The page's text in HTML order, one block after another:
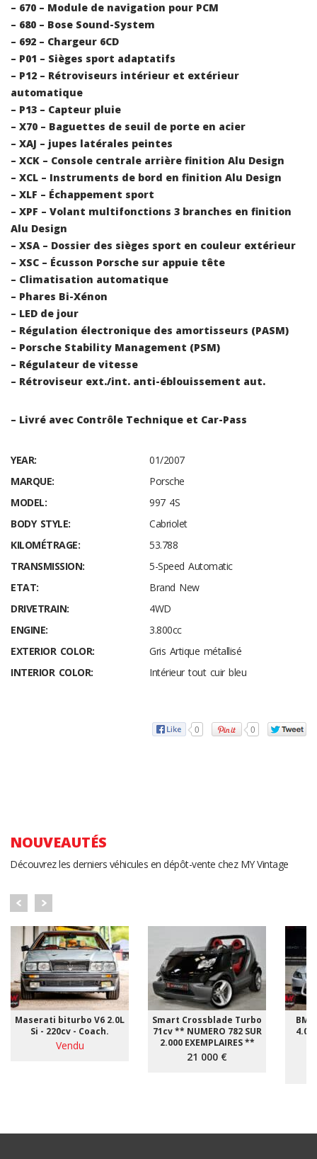
– 670 – Module de navigation pour PCM
– 680 – Bose Sound-System
– 692 – Chargeur 6CD
– P01 – Sièges sport adaptatifs
– P12 – Rétroviseurs intérieur et extérieur
automatique
– P13 – Capteur pluie
– X70 – Baguettes de seuil de porte en acier
– XAJ – jupes latérales peintes
– XCK – Console centrale arrière finition Alu Design
– XCL – Instruments de bord en finition Alu Design
– XLF – Échappement sport
– XPF – Volant multifonctions 3 branches en finition
Alu Design
– XSA – Dossier des sièges sport en couleur extérieur
– XSC – Écusson Porsche sur appuie tête
– Climatisation automatique
– Phares Bi-Xénon
– LED de jour
– Régulation électronique des amortisseurs (PASM)
– Porsche Stability Management (PSM)
– Régulateur de vitesse
– Rétroviseur ext./int. anti-éblouissement aut.
– Livré avec Contrôle Technique et Car-Pass
YEAR:
01/2007
MARQUE:
Porsche
MODEL:
997 4S
BODY STYLE:
Cabriolet
KILOMÉTRAGE:
53.788
TRANSMISSION:
5-Speed Automatic
ETAT:
Brand New
DRIVETRAIN:
4WD
ENGINE:
3.800cc
EXTERIOR COLOR:
Gris Artique métallisé
INTERIOR COLOR:
Intérieur tout cuir bleu
0 0
NOUVEAUTÉS
Découvrez les derniers véhicules en dépôt-vente chez MY Vintage
Maserati biturbo V6 2.0L
Si - 220cv - Coach.
Vendu
Smart Crossblade Turbo
71cv ** NUMERO 782 SUR
2.000 EXEMPLAIRES **
21 000 €
4.0i